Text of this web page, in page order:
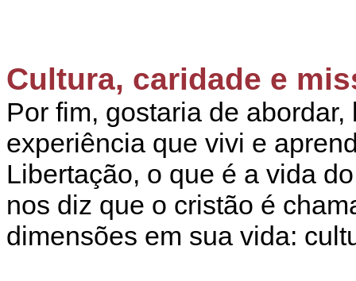
Cultura, caridade e
Por fim, gostaria de
experiência que vivi e
Libertação, o que é a vida
nos diz que o cristão é
dimensões em sua vida: